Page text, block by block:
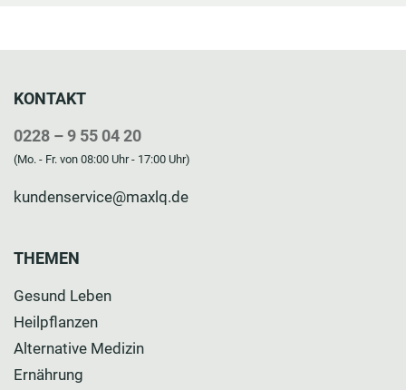
KONTAKT
0228 – 9 55 04 20
(Mo. - Fr. von 08:00 Uhr - 17:00 Uhr)
kundenservice@maxlq.de
THEMEN
Gesund Leben
Heilpflanzen
Alternative Medizin
Ernährung